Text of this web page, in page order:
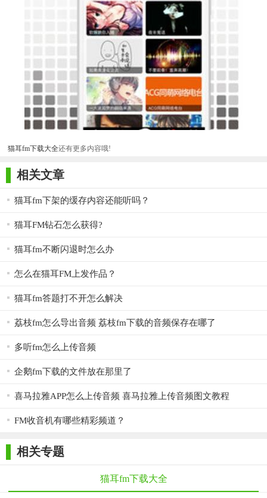
猫耳fm下载大全还有更多内容哦!
相关文章
猫耳fm下架的缓存内容还能听吗？
猫耳FM钻石怎么获得?
猫耳fm不断闪退时怎么办
怎么在猫耳FM上发作品？
猫耳fm答题打不开怎么解决
荔枝fm怎么导出音频 荔枝fm下载的音频保存在哪了
多听fm怎么上传音频
企鹅fm下载的文件放在那里了
喜马拉雅APP怎么上传音频 喜马拉雅上传音频图文教程
FM收音机有哪些精彩频道？
相关专题
猫耳fm下载大全